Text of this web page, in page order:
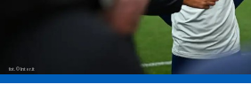
fot. © Inter.it